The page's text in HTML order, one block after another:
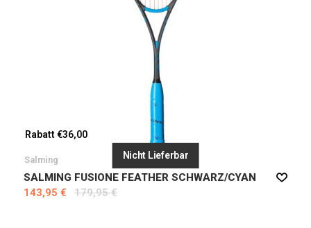
Nicht Lieferbar
Rabatt €36,00
Salming
SALMING FUSIONE FEATHER SCHWARZ/CYAN
143,95 €
179,95 €